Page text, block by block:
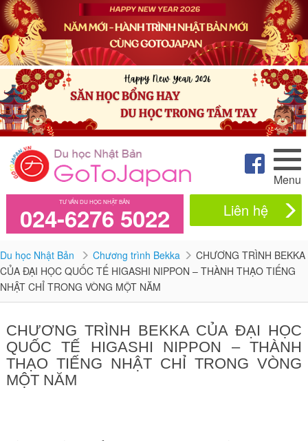
Menu
TƯ VẤN DU HỌC NHẬT BẢN
024-6276 5022 Liên hệ
Du học Nhật Bản Chương trình Bekka
CHƯƠNG TRÌNH BEKKA
CỦA ĐẠI HỌC QUỐC TẾ HIGASHI NIPPON – THÀNH THẠO TIẾNG
NHẬT CHỈ TRONG VÒNG MỘT NĂM
CHƯƠNG TRÌNH BEKKA CỦA ĐẠI HỌC
QUỐC TẾ HIGASHI NIPPON – THÀNH
THẠO TIẾNG NHẬT CHỈ TRONG VÒNG
MỘT NĂM